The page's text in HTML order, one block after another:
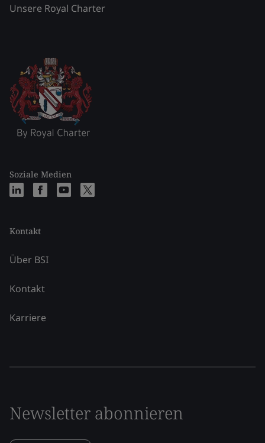
Unsere Royal Charter
Soziale Medien
Kontakt
Über BSI
Kontakt
Karriere
Newsletter abonnieren